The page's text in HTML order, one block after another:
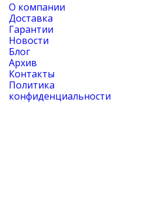
О компании
Доставка
Гарантии
Новости
Блог
Архив
Контакты
Политика
конфиденциальности